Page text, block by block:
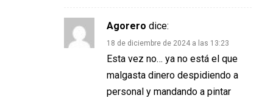
Agorero dice:
18 de diciembre de 2024 a las 13:23
Esta vez no… ya no está el que
malgasta dinero despidiendo a
personal y mandando a pintar